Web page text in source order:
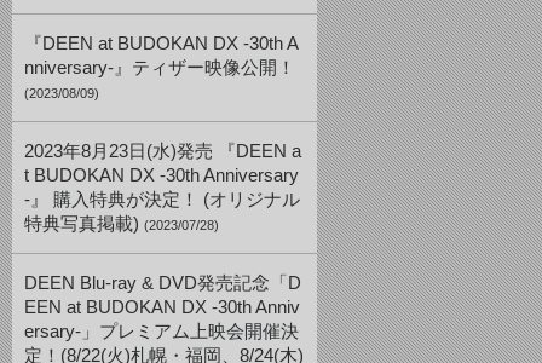
『DEEN at BUDOKAN DX -30th A
nniversary-』ティザー映像公開！
(2023/08/09)
2023年8月23日(水)発売 『DEEN a
t BUDOKAN DX -30th Anniversary
-』 購入特典が決定！ (オリジナル
特典写真掲載) (2023/07/28)
DEEN Blu-ray & DVD発売記念「D
EEN at BUDOKAN DX -30th Anniv
ersary-」プレミアム上映会開催決
定！(8/22(火)札幌・福岡、8/24(木)